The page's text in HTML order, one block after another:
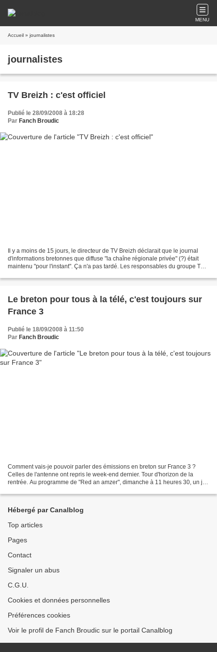
MENU
Accueil » journalistes
journalistes
TV Breizh : c'est officiel
Publié le 28/09/2008 à 18:28
Par Fanch Broudic
Il y a moins de 15 jours, le directeur de TV Breizh déclarait que le journal
d'informations bretonnes que diffuse "la chaîne régionale privée" (?) était
maintenu "pour l'instant". Ça n'a pas tardé. Les responsables du groupe TF1
Le breton pour tous à la télé, c'est toujours sur
France 3
Publié le 18/09/2008 à 11:50
Par Fanch Broudic
Comment vais-je pouvoir parler des émissions en breton sur France 3 ?
Celles de l'antenne ont repris le week-end dernier. Tour d'horizon de la
rentrée. Au programme de "Red an amzer", dimanche à 11 heures 30, un joli
Hébergé par Canalblog
Top articles
Pages
Contact
Signaler un abus
C.G.U.
Cookies et données personnelles
Préférences cookies
Voir le profil de Fanch Broudic sur le portail Canalblog